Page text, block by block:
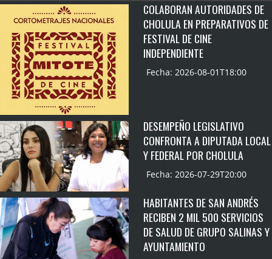
COLABORAN AUTORIDADES DE
CHOLULA EN PREPARATIVOS DE
FESTIVAL DE CINE
INDEPENDIENTE
Fecha: 2026-08-01T18:00
DESEMPEÑO LEGISLATIVO
CONFRONTA A DIPUTADA LOCAL
Y FEDERAL POR CHOLULA
Fecha: 2026-07-29T20:00
HABITANTES DE SAN ANDRÉS
RECIBEN 2 MIL 500 SERVICIOS
DE SALUD DE GRUPO SALINAS Y
AYUNTAMIENTO